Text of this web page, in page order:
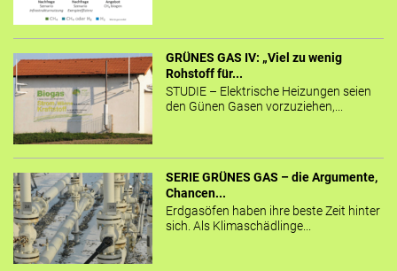
GRÜNES GAS IV: „Viel zu wenig
Rohstoff für...
STUDIE – Elektrische Heizungen seien
den Günen Gasen vorzuziehen,...
SERIE GRÜNES GAS – die Argumente,
Chancen...
Erdgasöfen haben ihre beste Zeit hinter
sich. Als Klimaschädlinge...